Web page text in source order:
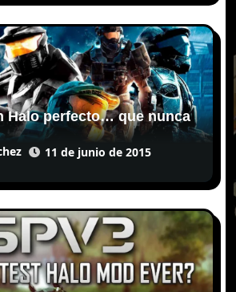
Halo perfecto… que nunca
11 de junio de 2015